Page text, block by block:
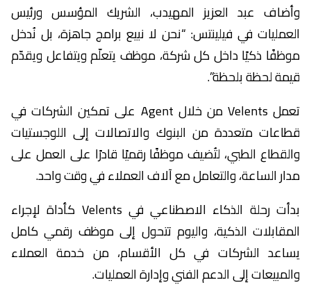
وأضاف عبد العزيز المهيدب، الشريك المؤسس ورئيس
العمليات في فيلينتس: “نحن لا نبيع برامج جاهزة، بل نُدخل
موظفًا ذكيًا داخل كل شركة، موظف يتعلّم ويتفاعل ويقدّم
قيمة لحظة بلحظة”.
تعمل Velents من خلال Agent على تمكين الشركات في
قطاعات متعددة من البنوك والاتصالات إلى اللوجستيات
والقطاع الطبي، لتُضيف موظفًا رقميًا قادرًا على العمل على
مدار الساعة، والتعامل مع آلاف العملاء في وقت واحد.
بدأت رحلة الذكاء الاصطناعي في Velents كأداة لإجراء
المقابلات الذكية، واليوم تتحول إلى موظف رقمي كامل
يساعد الشركات في كل الأقسام، من خدمة العملاء
والمبيعات إلى الدعم الفني وإدارة العمليات.